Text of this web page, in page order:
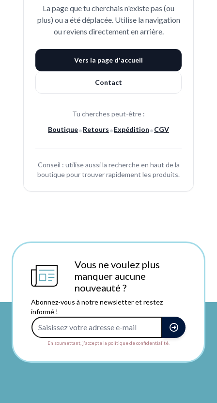
La page que tu cherchais n'existe pas (ou
plus) ou a été déplacée. Utilise la navigation
ou reviens directement en arrière.
Vers la page d'accueil
Contact
Tu cherches peut-être :
Boutique•Retours•Expédition•CGV
Conseil : utilise aussi la recherche en haut de la
boutique pour trouver rapidement les produits.
Vous ne voulez plus
manquer aucune
nouveauté ?
Abonnez-vous à notre newsletter et restez
informé !
En soumettant, j'accepte la politique de confidentialité.